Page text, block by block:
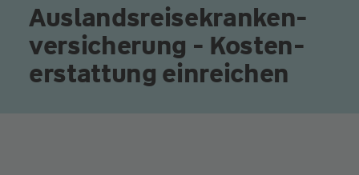
Auslandsreise­kranken­
versicherung - Kosten­
erstattung einreichen